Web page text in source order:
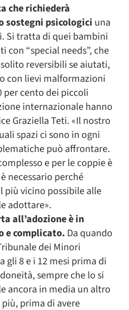
che richiederà
sostegni psicologici una
Si tratta di quei bambini
con “special needs”, che
reversibili se aiutati,
con lievi malformazioni
per cento dei piccoli
internazionale hanno
Graziella Teti. «Il nostro
spazi ci sono in ogni
può affrontare.
e per le coppie è
necessario perché
più vicino possibile alle
adottare».
all’adozione è in
e complicato. Da quando
dei Minori
gli 8 e i 12 mesi prima di
sempre che lo si
ancora in media un altro
prima di avere